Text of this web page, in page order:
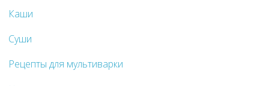
Каши
Суши
Рецепты для мультиварки